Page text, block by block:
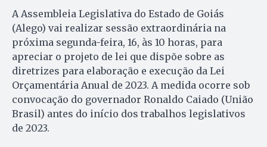
A Assembleia Legislativa do Estado de Goiás
(Alego) vai realizar sessão extraordinária na
próxima segunda-feira, 16, às 10 horas, para
apreciar o projeto de lei que dispõe sobre as
diretrizes para elaboração e execução da Lei
Orçamentária Anual de 2023. A medida ocorre sob
convocação do governador Ronaldo Caiado (União
Brasil) antes do início dos trabalhos legislativos
de 2023.